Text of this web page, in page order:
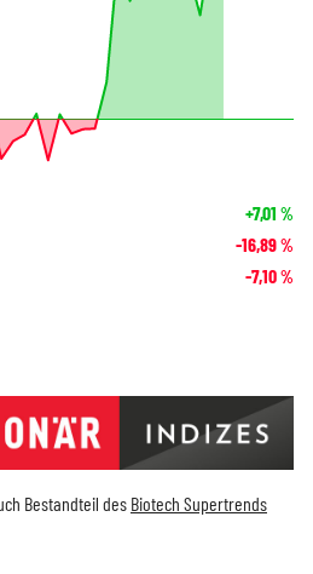
+7,01 %
-16,89%
-7,10%
Bestandteil des Biotech Supertrends